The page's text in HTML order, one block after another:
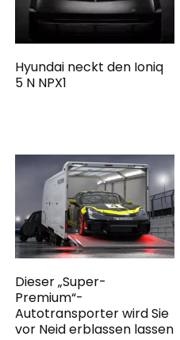
Hyundai neckt den Ioniq
5 N NPX1
Dieser „Super-
Premium“-
Autotransporter wird Sie
vor Neid erblassen lassen